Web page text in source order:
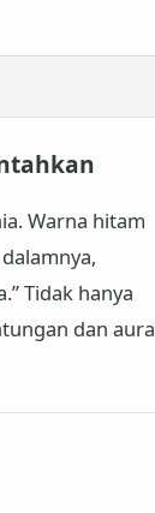
. Warna hitam
.” Tidak hanya
dan aura